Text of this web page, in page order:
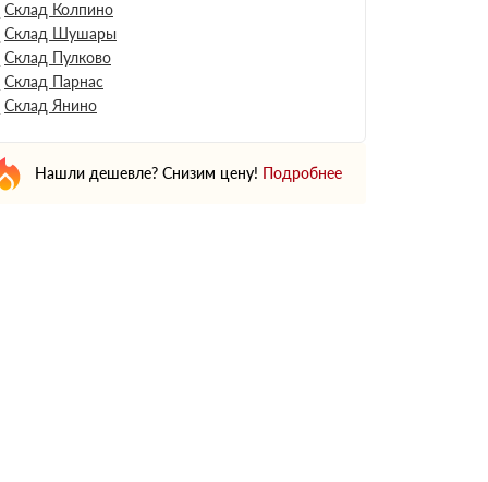
Склад Колпино
Склад Шушары
Склад Пулково
Склад Парнас
Склад Янино
Нашли дешевле? Снизим цену! Подробнее